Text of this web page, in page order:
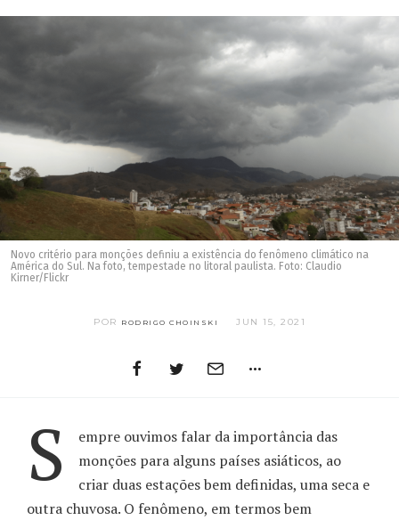
Novo critério para monções definiu a existência do fenômeno climático na
América do Sul. Na foto, tempestade no litoral paulista. Foto: Claudio
Kirner/Flickr
POR RODRIGO CHOINSKI JUN 15, 2021
S
empre ouvimos falar da importância das
monções para alguns países asiáticos, ao
criar duas estações bem definidas, uma seca e
outra chuvosa. O fenômeno, em termos bem